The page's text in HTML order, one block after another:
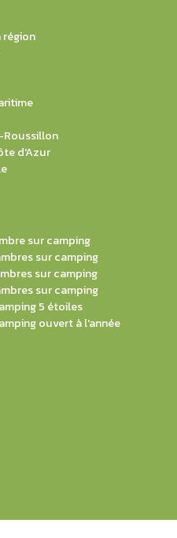
d'Azur
sur camping
sur camping
sur camping
sur camping
5 étoiles
ouvert à l'année